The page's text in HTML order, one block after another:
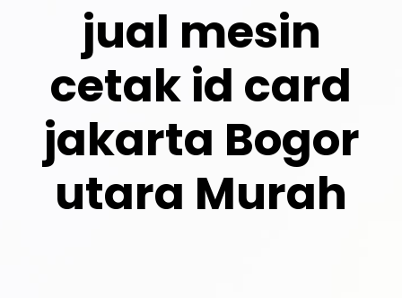
jual mesin
cetak id card
jakarta Bogor
utara Murah